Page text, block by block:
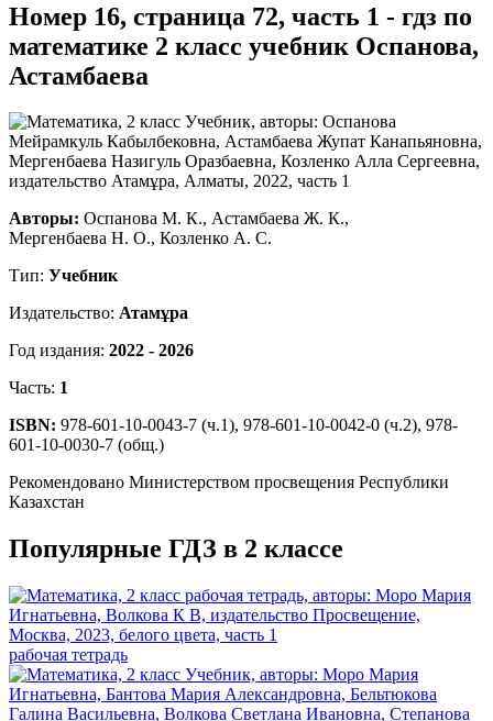
Номер 16, страница 72, часть 1 - гдз по
математике 2 класс учебник Оспанова,
Астамбаева
Авторы: Оспанова М. К., Астамбаева Ж. К.,
Мергенбаева Н. О., Козленко А. С.
Тип: Учебник
Издательство: Атамұра
Год издания: 2022 - 2026
Часть: 1
ISBN: 978-601-10-0043-7 (ч.1), 978-601-10-0042-0 (ч.2), 978-
601-10-0030-7 (общ.)
Рекомендовано Министерством просвещения Республики
Казахстан
Популярные ГДЗ в 2 классе
рабочая тетрадь